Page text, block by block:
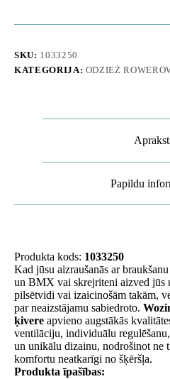
SKU: 1033250
KATEGORIJA: ODZIEŻ
Papildu
Produkta kods: 1033250
Kad jūsu aizraušanās ar
un BMX vai skrejriteni aizved jūs
pilsētvidi vai izaicinošām takām,
par neaizstājamu sabiedroto.
ķivere apvieno augstākās
ventilāciju, individuālu
un unikālu dizainu, nodrošinot ne
komfortu neatkarīgi no šķēršļa.
Produkta īpašības: